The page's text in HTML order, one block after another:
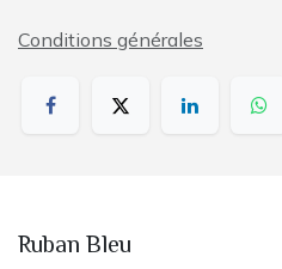
Conditions générales
Ruban Bleu